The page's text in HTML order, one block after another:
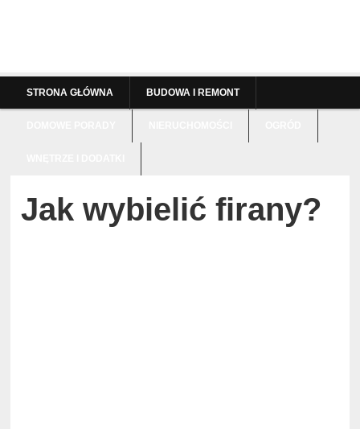
STRONA GŁÓWNA BUDOWA I REMONT
Jak wybielić firany?